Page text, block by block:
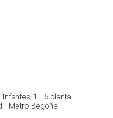
1 - 5 planta
- Metro Begoña